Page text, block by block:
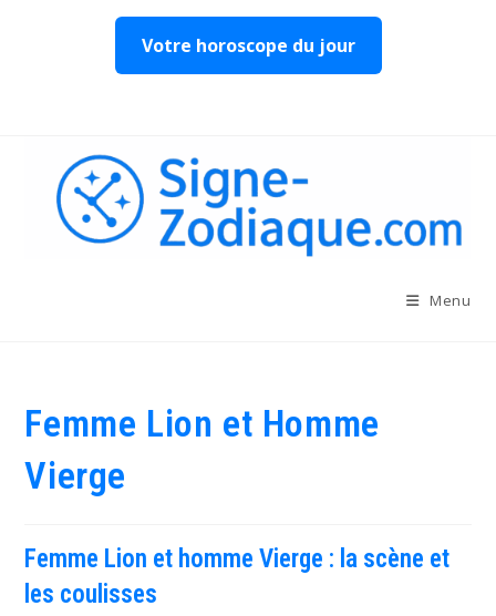
Votre horoscope du jour
Menu
Femme Lion et Homme
Vierge
Femme Lion et homme Vierge : la scène et
les coulisses